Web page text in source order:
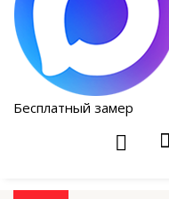
Бесплатный замер